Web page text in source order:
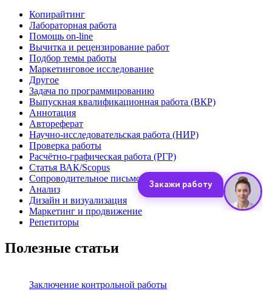
Копирайтинг
Лабораторная работа
Помощь on-line
Вычитка и рецензирование работ
Подбор темы работы
Маркетинговое исследование
Другое
Задача по программированию
Выпускная квалификационная работа (ВКР)
Аннотация
Автореферат
Научно-исследовательская работа (НИР)
Проверка работы
Расчётно-графическая работа (РГР)
Статья ВАК/Scopus
Сопроводительное письмо
Анализ
Дизайн и визуализация
Маркетинг и продвижение
Репетиторы
Полезные статьи
Заключение контрольной работы